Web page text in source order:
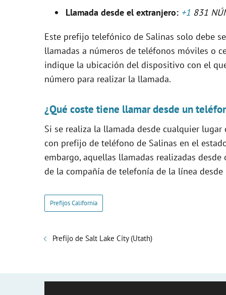
i
d
o
Llamada desde el extranjero: +1 831
Este prefijo telefónico de Salinas solo debe
llamadas a números de teléfonos móviles o
indique la ubicación del dispositivo con el
número para realizar la llamada.
¿Qué coste tiene llamar desde un
Si se realiza la llamada desde cualquier lugar
con prefijo de teléfono de Salinas en el
embargo, aquellas llamadas realizadas
de la compañía de telefonía de la línea desde
Prefijos California
Prefijo de Salt Lake City (Utath)